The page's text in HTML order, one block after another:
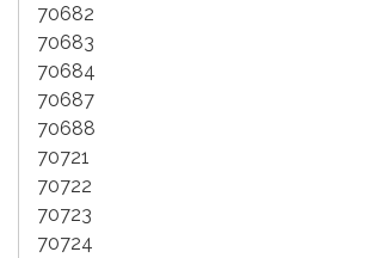
70682
70683
70684
70687
70688
70721
70722
70723
70724